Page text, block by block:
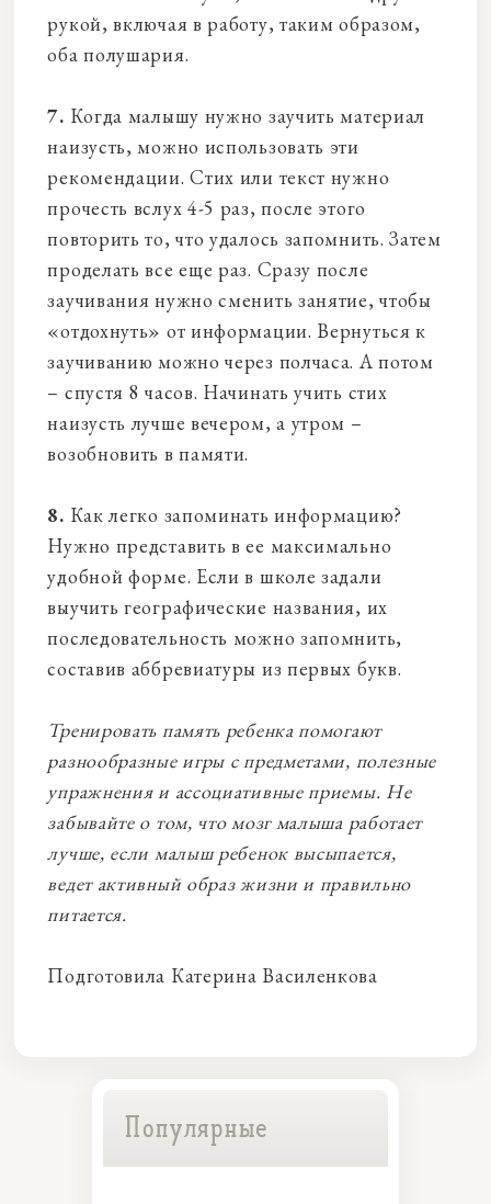
рукой, включая в работу, таким образом,
оба полушария.
7. Когда малышу нужно заучить материал
наизусть, можно использовать эти
рекомендации. Стих или текст нужно
прочесть вслух 4-5 раз, после этого
повторить то, что удалось запомнить. Затем
проделать все еще раз. Сразу после
заучивания нужно сменить занятие, чтобы
«отдохнуть» от информации. Вернуться к
заучиванию можно через полчаса. А потом
– спустя 8 часов. Начинать учить стих
наизусть лучше вечером, а утром –
возобновить в памяти.
8. Как легко запоминать информацию?
Нужно представить в ее максимально
удобной форме. Если в школе задали
выучить географические названия, их
последовательность можно запомнить,
составив аббревиатуры из первых букв.
Тренировать память ребенка помогают
разнообразные игры с предметами, полезные
упражнения и ассоциативные приемы. Не
забывайте о том, что мозг малыша работает
лучше, если малыш ребенок высыпается,
ведет активный образ жизни и правильно
питается.
Подготовила Катерина Василенкова
Популярные